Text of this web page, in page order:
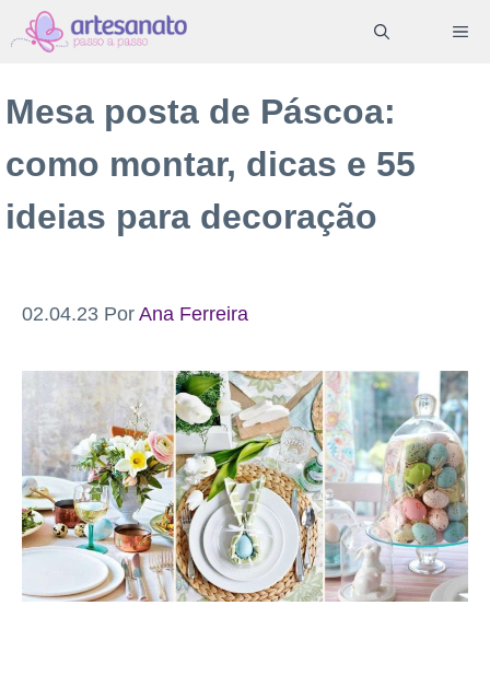
Pular
para
conteúdo
Mesa posta de Páscoa:
como montar, dicas e 55
ideias para decoração
02.04.23 Por Ana Ferreira